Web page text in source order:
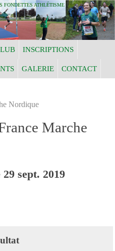
FONDETTES ATHLÉTISME
INSCRIPTIONS
GALERIE CONTACT
Nordique
Marche
29 sept. 2019